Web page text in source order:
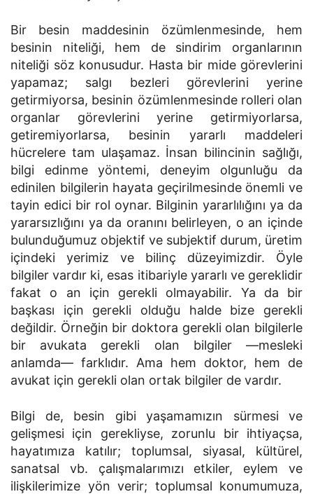
Bir besin maddesinin özümlenmesinde, hem
besinin niteliği, hem de sindirim organlarının
niteliği söz konusudur. Hasta bir mide görevlerini
yapa­maz; salgı bezleri görevlerini yerine
getirmiyorsa, besinin özümlenmesinde rolleri olan
organlar görevlerini yerine getirmiyorlarsa,
getiremiyorlarsa, besinin yararlı maddeleri
hücrelere tam ulaşamaz. İnsan bilincinin sağlığı,
bilgi edinme yöntemi, deneyim olgunluğu da
edinilen bilgilerin hayata geçi­rilmesinde önemli ve
tayin edici bir rol oynar. Bilginin yararlılığını ya da
yararsızlığını ya da oranını belirleyen, o an içinde
bulunduğumuz objektif ve subjektif durum, üretim
içindeki yerimiz ve bilinç düzeyimizdir. Öyle
bilgiler vardır ki, esas itibariyle yararlı ve gereklidir
fakat o an için gerekli olmayabilir. Ya da bir
başkası için gerekli olduğu halde bize gerekli
değildir. Örneğin bir doktora gerekli olan bilgilerle
bir avukata gerekli olan bil­giler —mesleki
anlamda— farklıdır. Ama hem doktor, hem de
avukat için gerekli olan ortak bilgiler de vardır.
Bilgi de, besin gibi yaşamamızın sürmesi ve
gelişmesi için gerekliyse, zorunlu bir ihtiyaçsa,
hayatımıza katılır; toplumsal, siyasal, kültürel,
sanat­sal vb. çalışmalarımızı etkiler, eylem ve
ilişkilerimize yön verir; toplumsal konumumuza,